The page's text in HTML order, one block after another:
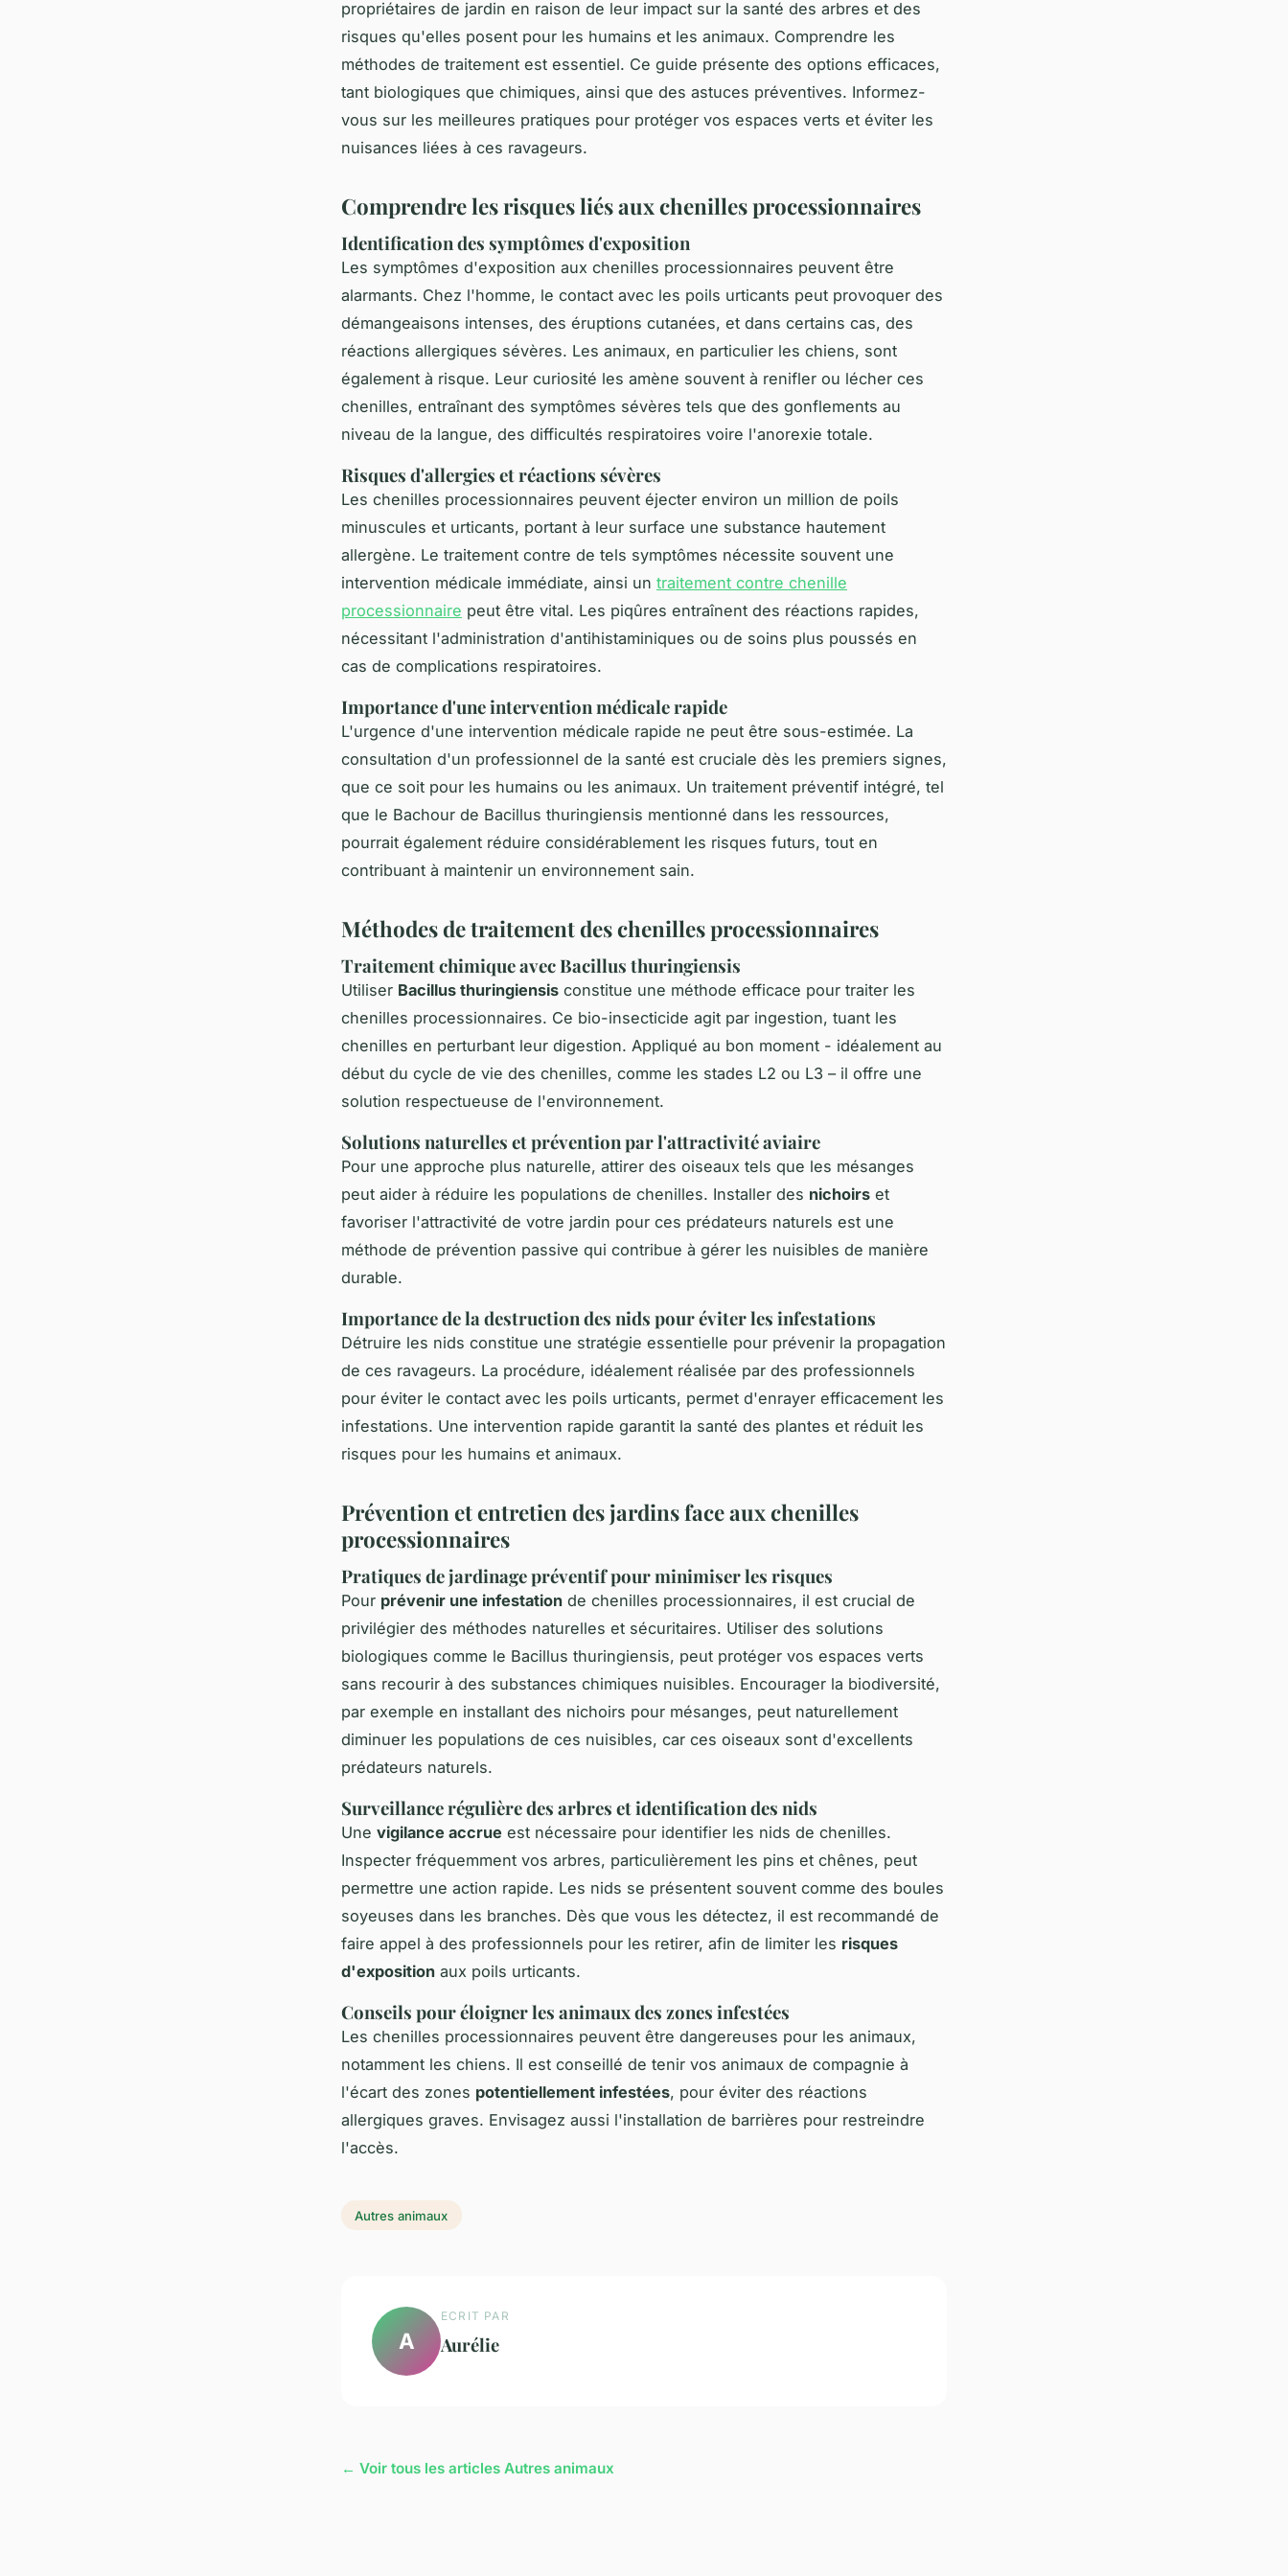
propriétaires de jardin en raison de leur impact sur la santé des arbres et des
risques qu'elles posent pour les humains et les animaux. Comprendre les
méthodes de traitement est essentiel. Ce guide présente des options efficaces,
tant biologiques que chimiques, ainsi que des astuces préventives. Informez-
vous sur les meilleures pratiques pour protéger vos espaces verts et éviter les
nuisances liées à ces ravageurs.
Comprendre les risques liés aux chenilles processionnaires
Identification des symptômes d'exposition
Les symptômes d'exposition aux chenilles processionnaires peuvent être
alarmants. Chez l'homme, le contact avec les poils urticants peut provoquer des
démangeaisons intenses, des éruptions cutanées, et dans certains cas, des
réactions allergiques sévères. Les animaux, en particulier les chiens, sont
également à risque. Leur curiosité les amène souvent à renifler ou lécher ces
chenilles, entraînant des symptômes sévères tels que des gonflements au
niveau de la langue, des difficultés respiratoires voire l'anorexie totale.
Risques d'allergies et réactions sévères
Les chenilles processionnaires peuvent éjecter environ un million de poils
minuscules et urticants, portant à leur surface une substance hautement
allergène. Le traitement contre de tels symptômes nécessite souvent une
intervention médicale immédiate, ainsi un traitement contre chenille
processionnaire peut être vital. Les piqûres entraînent des réactions rapides,
nécessitant l'administration d'antihistaminiques ou de soins plus poussés en
cas de complications respiratoires.
Importance d'une intervention médicale rapide
L'urgence d'une intervention médicale rapide ne peut être sous-estimée. La
consultation d'un professionnel de la santé est cruciale dès les premiers signes,
que ce soit pour les humains ou les animaux. Un traitement préventif intégré, tel
que le Bachour de Bacillus thuringiensis mentionné dans les ressources,
pourrait également réduire considérablement les risques futurs, tout en
contribuant à maintenir un environnement sain.
Méthodes de traitement des chenilles processionnaires
Traitement chimique avec Bacillus thuringiensis
Utiliser Bacillus thuringiensis constitue une méthode efficace pour traiter les
chenilles processionnaires. Ce bio-insecticide agit par ingestion, tuant les
chenilles en perturbant leur digestion. Appliqué au bon moment - idéalement au
début du cycle de vie des chenilles, comme les stades L2 ou L3 – il offre une
solution respectueuse de l'environnement.
Solutions naturelles et prévention par l'attractivité aviaire
Pour une approche plus naturelle, attirer des oiseaux tels que les mésanges
peut aider à réduire les populations de chenilles. Installer des nichoirs et
favoriser l'attractivité de votre jardin pour ces prédateurs naturels est une
méthode de prévention passive qui contribue à gérer les nuisibles de manière
durable.
Importance de la destruction des nids pour éviter les infestations
Détruire les nids constitue une stratégie essentielle pour prévenir la propagation
de ces ravageurs. La procédure, idéalement réalisée par des professionnels
pour éviter le contact avec les poils urticants, permet d'enrayer efficacement les
infestations. Une intervention rapide garantit la santé des plantes et réduit les
risques pour les humains et animaux.
Prévention et entretien des jardins face aux chenilles
processionnaires
Pratiques de jardinage préventif pour minimiser les risques
Pour prévenir une infestation de chenilles processionnaires, il est crucial de
privilégier des méthodes naturelles et sécuritaires. Utiliser des solutions
biologiques comme le Bacillus thuringiensis, peut protéger vos espaces verts
sans recourir à des substances chimiques nuisibles. Encourager la biodiversité,
par exemple en installant des nichoirs pour mésanges, peut naturellement
diminuer les populations de ces nuisibles, car ces oiseaux sont d'excellents
prédateurs naturels.
Surveillance régulière des arbres et identification des nids
Une vigilance accrue est nécessaire pour identifier les nids de chenilles.
Inspecter fréquemment vos arbres, particulièrement les pins et chênes, peut
permettre une action rapide. Les nids se présentent souvent comme des boules
soyeuses dans les branches. Dès que vous les détectez, il est recommandé de
faire appel à des professionnels pour les retirer, afin de limiter les risques
d'exposition aux poils urticants.
Conseils pour éloigner les animaux des zones infestées
Les chenilles processionnaires peuvent être dangereuses pour les animaux,
notamment les chiens. Il est conseillé de tenir vos animaux de compagnie à
l'écart des zones potentiellement infestées, pour éviter des réactions
allergiques graves. Envisagez aussi l'installation de barrières pour restreindre
l'accès.
Autres animaux
A
ECRIT PAR
Aurélie
← Voir tous les articles Autres animaux